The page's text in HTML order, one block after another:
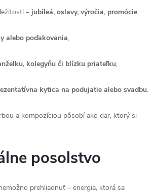
– jubileá, oslavy, výročia, promócie,
alebo poďakovania,
kolegyňu či blízku priateľku,
kytica na podujatie alebo svadbu.
a kompozíciou pôsobí ako dar, ktorý si
posolstvo
prehliadnuť – energia, ktorá sa